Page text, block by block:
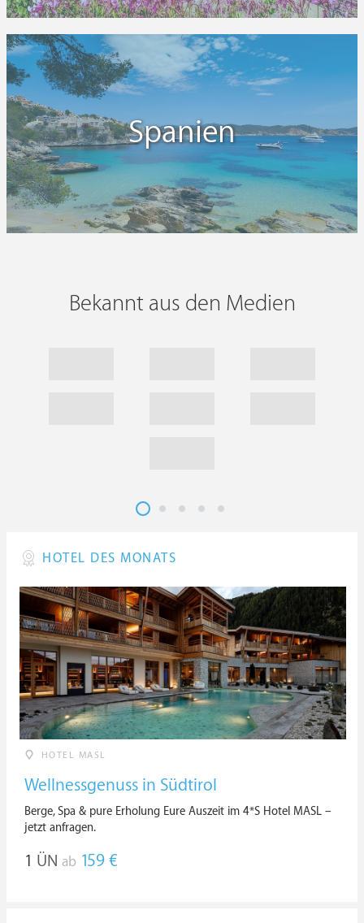
Spanien
Bekannt aus den Medien
HOTEL DES MONATS
HOTEL MASL
Wellnessgenuss in Südtirol
Berge, Spa & pure Erholung Eure Auszeit im 4*S Hotel MASL –
jetzt anfragen.
1 ÜN ab 159 €